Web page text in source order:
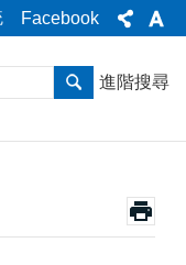
Facebook
進階搜尋